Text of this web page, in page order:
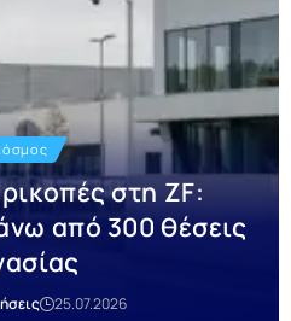
στη ZF:
από 300 θέσεις
25.07.2026